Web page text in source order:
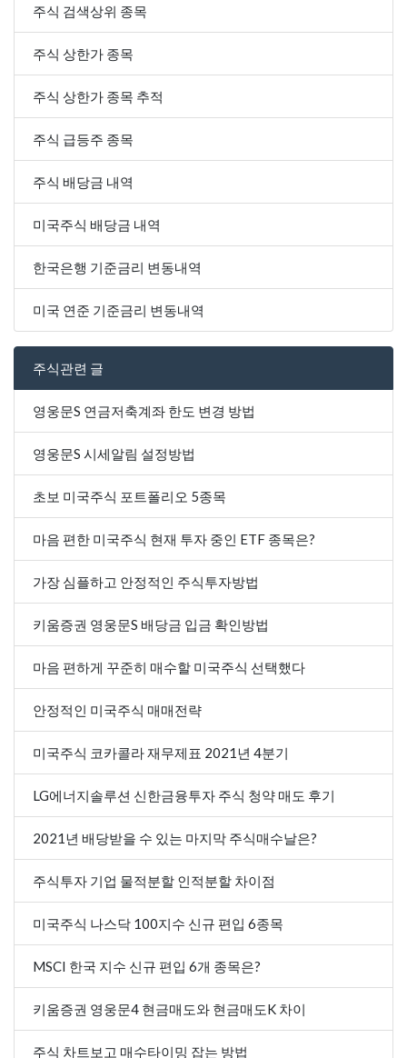
주식 검색상위 종목
주식 상한가 종목
주식 상한가 종목 추적
주식 급등주 종목
주식 배당금 내역
미국주식 배당금 내역
한국은행 기준금리 변동내역
미국 연준 기준금리 변동내역
주식관련 글
영웅문S 연금저축계좌 한도 변경 방법
영웅문S 시세알림 설정방법
초보 미국주식 포트폴리오 5종목
마음 편한 미국주식 현재 투자 중인 ETF 종목은?
가장 심플하고 안정적인 주식투자방법
키움증권 영웅문S 배당금 입금 확인방법
마음 편하게 꾸준히 매수할 미국주식 선택했다
안정적인 미국주식 매매전략
미국주식 코카콜라 재무제표 2021년 4분기
LG에너지솔루션 신한금융투자 주식 청약 매도 후기
2021년 배당받을 수 있는 마지막 주식매수날은?
주식투자 기업 물적분할 인적분할 차이점
미국주식 나스닥 100지수 신규 편입 6종목
MSCI 한국 지수 신규 편입 6개 종목은?
키움증권 영웅문4 현금매도와 현금매도K 차이
주식 차트보고 매수타이밍 잡는 방법